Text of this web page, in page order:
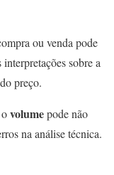
ou venda pode
sobre a
preço.
volumepode não
na análise técnica.